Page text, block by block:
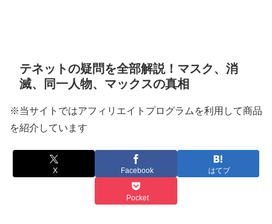
テネットの疑問を全部解説！マスク、消
滅、同一人物、マックスの真相
※当サイトではアフィリエイトプログラムを利用して商品
を紹介しています
X Facebook はてブ
Pocket